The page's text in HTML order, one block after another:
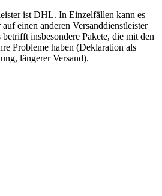
ist DHL. In Einzelfällen kann es
einen anderen Versanddienstleister
insbesondere Pakete, die mit den
Probleme haben (Deklaration als
längerer Versand).